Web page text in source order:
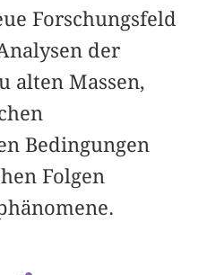
Forschungsfeld
der
alten Massen,
Bedingungen
Folgen